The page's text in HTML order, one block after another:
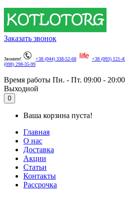
Заказать звонок
Звоните! +38 (044) 338-52-68 +38 (093) 121-
(098) 298-35-99
Время работы Пн. - Пт. 09:00 - 20:00
Выходной
0
Ваша корзина пуста!
Главная
О нас
Доставка
Акции
Статьи
Контакты
Рассрочка